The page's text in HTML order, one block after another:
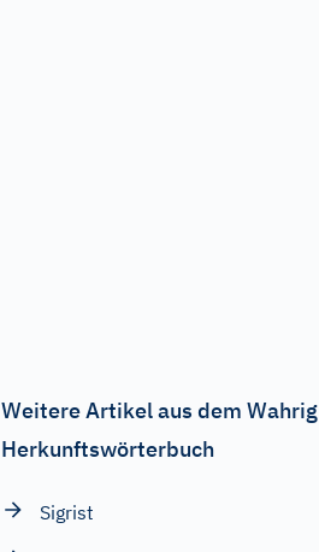
Weitere Artikel aus dem Wahrig
Herkunftswörterbuch
Sigrist